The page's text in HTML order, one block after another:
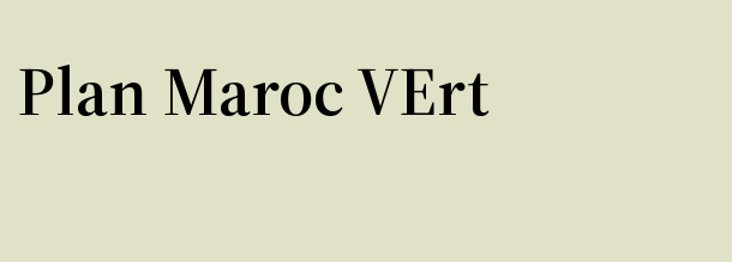
Plan Maroc VErt